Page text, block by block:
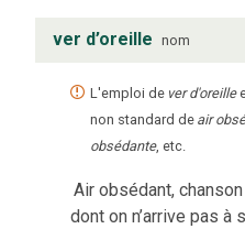
ver d’oreille nom
L'emploi de ver d'oreille
non standard de air
obsédante, etc.
Air obsédant,
dont on n’arrive pas à